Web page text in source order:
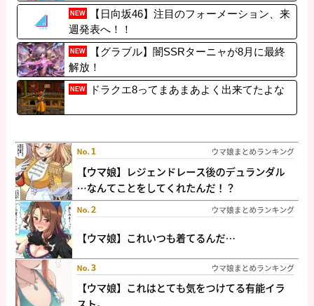
入りや』『まちゅとシール交換できるんやろ
か』
NEW
【日向坂46】注目のフォーメーション、来
週発表へ！！
NEW
【グラブル】闇SSRターニャが8月に最終
解放！
NEW ドラクエ8ってまあまあよく出来てたよな